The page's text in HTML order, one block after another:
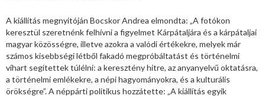
A kiállítás megnyitóján Bocskor Andrea elmondta: „A fotókon
keresztül szeretnénk felhívni a figyelmet Kárpátaljára és a kárpátaljai
magyar közösségre, illetve azokra a valódi értékekre, melyek már
számos kisebbségi létből fakadó megpróbáltatást és történelmi
vihart segítettek túlélni: a keresztény hitre, az anyanyelvű oktatásra,
a történelmi emlékekre, a népi hagyományokra, és a kulturális
örökségre”. A néppárti politikus hozzátette: „A kiállítás egyik